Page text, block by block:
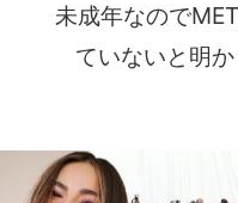
未成年なので
ていないと明